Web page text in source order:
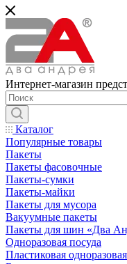
Интернет-магазин
Каталог
Популярные товары
Пакеты
Пакеты фасовочные
Пакеты-сумки
Пакеты-майки
Пакеты для мусора
Вакуумные пакеты
Пакеты для шин «Два
Одноразовая посуда
Пластиковая